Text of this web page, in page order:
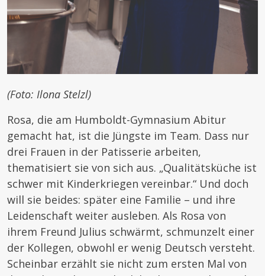
(Foto: Ilona Stelzl)
Rosa, die am Humboldt-Gymnasium Abitur
gemacht hat, ist die Jüngste im Team. Dass nur
drei Frauen in der Patisserie arbeiten,
thematisiert sie von sich aus. „Qualitätsküche ist
schwer mit Kinderkriegen vereinbar.“ Und doch
will sie beides: später eine Familie – und ihre
Leidenschaft weiter ausleben. Als Rosa von
ihrem Freund Julius schwärmt, schmunzelt einer
der Kollegen, obwohl er wenig Deutsch versteht.
Scheinbar erzählt sie nicht zum ersten Mal von